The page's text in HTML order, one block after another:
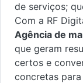
de serviços;
Com a RF
Agência de
que geram
certos e
concretas